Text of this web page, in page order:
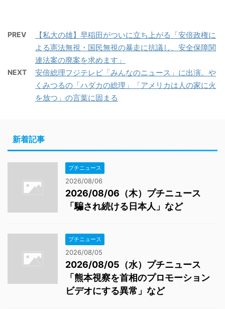
PREV
【私大の雄】早稲田がついに立ち上がる「安倍政権に
よる憲法無視・国民無視の暴走に抗議し、安全保障関
連法案の廃案を求めます」
NEXT
安倍総理フジテレビ「みんなのニュース」に出演。や
くみつるの「ハダカの総理」「アメリカは人の家に火
を放つ」の言葉に固まる
新着記事
プチニュース
2026/08/06
2026/08/06（木）プチニュース
「騙され続ける日本人」など
プチニュース
2026/08/05
2026/08/05（水）プチニュース
「熊本視察を首相のプロモーション
ビデオにする異常」など